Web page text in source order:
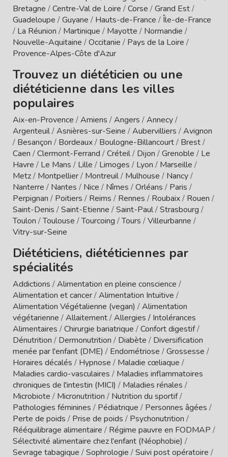
Bretagne /Centre-Val de Loire /Corse /Grand Est/
Guadeloupe /Guyane / Hauts-de-France /Île-de-France
/ La Réunion / Martinique / Mayotte / Normandie /
Nouvelle-Aquitaine /Occitanie / Pays de la Loire /
Provence-Alpes-Côte d'Azur
Trouvez un diététicien ou une
diététicienne dans les villes
populaires
Aix-en-Provence /Amiens /Angers /Annecy/
Argenteuil/Asnières-sur-Seine /Aubervilliers /Avignon
/ Besançon / Bordeaux/ Boulogne-Billancourt/ Brest/
Caen /Clermont-Ferrand /Créteil/ Dijon /Grenoble / Le
Havre / Le Mans / Lille / Limoges / Lyon / Marseille /
Metz/ Montpellier/ Montreuil/ Mulhouse / Nancy/
Nanterre / Nantes / Nice / Nîmes /Orléans / Paris /
Perpignan / Poitiers / Reims / Rennes / Roubaix/ Rouen /
Saint-Denis /Saint-Etienne /Saint-Paul/Strasbourg /
Toulon /Toulouse /Tourcoing /Tours /Villeurbanne /
Vitry-sur-Seine
Diététiciens, diététiciennes par
spécialités
Addictions /Alimentation en pleine conscience /
Alimentation et cancer/Alimentation Intuitive /
Alimentation Végétalienne (vegan) /Alimentation
végétarienne /Allaitement/Allergies / Intolérances
Alimentaires /Chirurgie bariatrique /Confort digestif/
Dénutrition / Dermonutrition / Diabète / Diversification
menée par l'enfant (DME) / Endométriose /Grossesse /
Horaires décalés / Hypnose / Maladie cœliaque /
Maladies cardio-vasculaires / Maladies inflammatoires
chroniques de l'intestin (MICI) / Maladies rénales /
Microbiote / Micronutrition / Nutrition du sportif/
Pathologies féminines / Pédiatrique / Personnes âgées /
Perte de poids / Prise de poids / Psychonutrition /
Rééquilibrage alimentaire / Régime pauvre en FODMAP /
Sélectivité alimentaire chez l'enfant (Néophobie) /
Sevrage tabagique /Sophrologie /Suivi post opératoire /